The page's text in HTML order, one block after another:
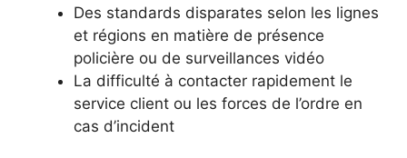
Des standards disparates selon les lignes
et régions en matière de présence
policière ou de surveillances vidéo
La difficulté à contacter rapidement le
service client ou les forces de l’ordre en
cas d’incident